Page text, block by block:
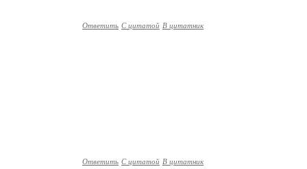
Ответить С цитатой В цитатник
Ответить С цитатой В цитатник